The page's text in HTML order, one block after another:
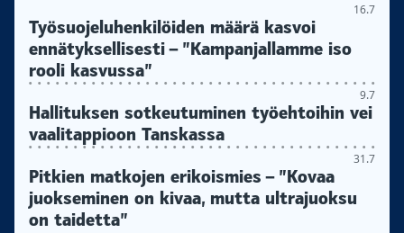
16.7
Työsuojeluhenkilöiden määrä kasvoi
ennätyksellisesti – ”Kampanjallamme iso
rooli kasvussa”
9.7
Hallituksen sotkeutuminen työehtoihin vei
vaalitappioon Tanskassa
31.7
Pitkien matkojen erikoismies – ”Kovaa
juokseminen on kivaa, mutta ultrajuoksu
on taidetta”